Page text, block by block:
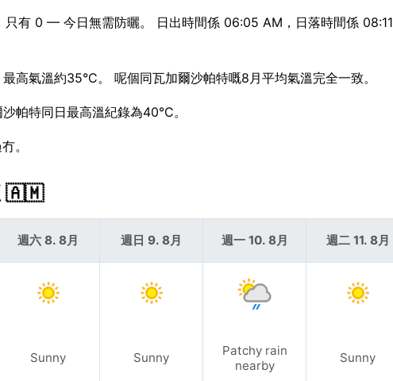
有 0 — 今日無需防曬。 日出時間係 06:05 AM，日落時間係 08:11
高氣溫約35°C。 呢個同瓦加爾沙帕特嘅8月平均氣溫完全一致。
帕特同日最高溫紀錄為40°C。
。
🇦🇲
週六 8. 8月
Sunny
週日 9. 8月
Sunny
週一 10. 8月
Patchy rain
nearby
週二 11. 8月
Sunny